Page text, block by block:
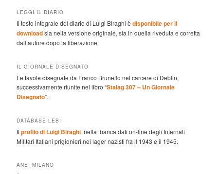
LEGGI IL DIARIO
Il testo integrale del diario di Luigi Biraghi èdisponibile per il
downloadsia nella versione originale, sia in quella riveduta e corretta
dall’autore dopo la liberazione.
IL GIORNALE DISEGNATO
Le tavole disegnate da Franco Brunello nel carcere di Deblin,
successivamente riunite nel libro “Stalag 307 – Un Giornale
Disegnato”.
DATABASE LEBI
Ilprofilo di Luigi Biraghi nella banca dati on-line degli Internati
Militari Italiani prigionieri nei lager nazisti fra il 1943 e il 1945.
ANEI MILANO